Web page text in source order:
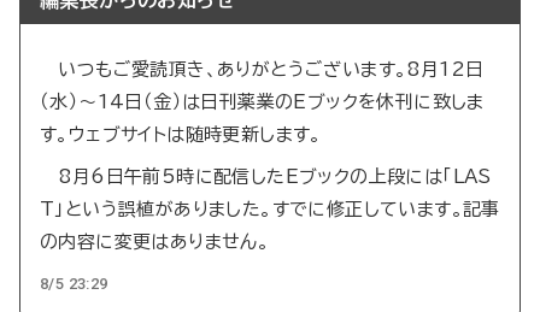
いつもご愛読頂き、ありがとうございます。8月12日
（水）～14日（金）は日刊薬業のEブックを休刊に致しま
す。ウェブサイトは随時更新します。
8月6日午前5時に配信したEブックの上段には「LAS
T」という誤植がありました。すでに修正しています。記事
の内容に変更はありません。
8/5 23:29